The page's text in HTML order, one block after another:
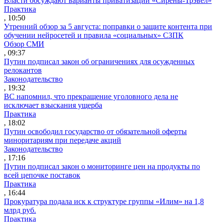
Практика
, 10:50
Утренний обзор за 5 августа: поправки о защите контента при
обучении нейросетей и правила «социальных» СЗПК
Обзор СМИ
, 09:37
Путин подписал закон об ограничениях для осужденных
релокантов
Законодательство
, 19:32
ВС напомнил, что прекращение уголовного дела не
исключает взыскания ущерба
Практика
, 18:02
Путин освободил государство от обязательной оферты
миноритариям при передаче акций
Законодательство
, 17:16
Путин подписал закон о мониторинге цен на продукты по
всей цепочке поставок
Практика
, 16:44
Прокуратура подала иск к структуре группы «Илим» на 1,8
млрд руб.
Практика